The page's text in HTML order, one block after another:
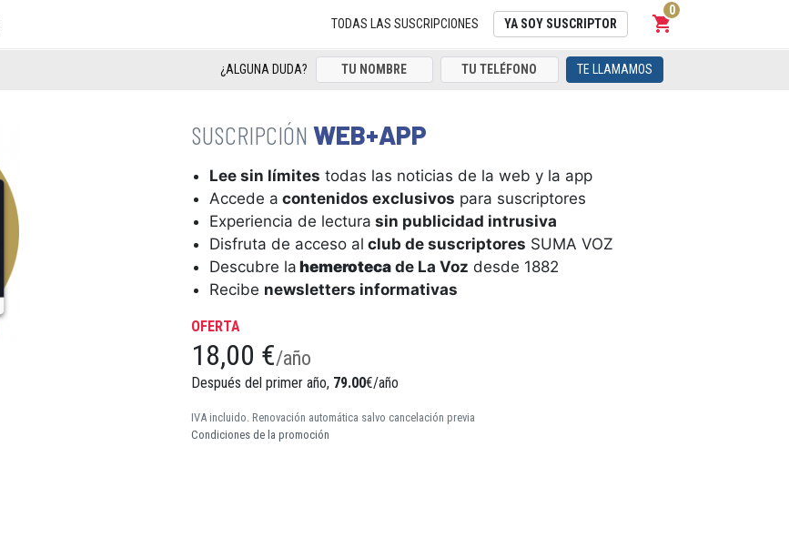
TODAS LAS SUSCRIPCIONES YA SOY SUSCRIPTOR shopping_cart
Carrito
0
¿ALGUNA DUDA? TE LLAMAMOS
WEB+APP
Lee sin límites todas las noticias de la web y la app
Accede a contenidos exclusivos para suscriptores
Experiencia de lectura sin publicidad intrusiva
Disfruta de acceso al club de suscriptores SUMA VOZ
Descubre la hemeroteca de La Voz desde 1882
Recibe newsletters informativas
OFERTA
18,00 €/año
Después del primer año, 79.00€/año
IVA incluido. Renovación automática salvo cancelación previa
Condiciones de la promoción